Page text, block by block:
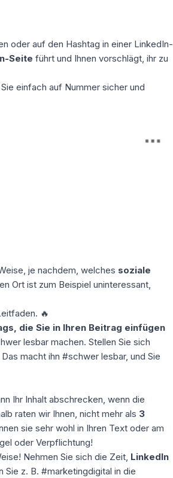
oder auf den Hashtag in einer LinkedIn-
Seite führt und Ihnen vorschlägt, ihr zu
einfach auf Nummer sicher und
je nachdem, welches soziale
Ort ist zum Beispiel uninteressant,
🔥
die Sie in Ihren Beitrag einfügen
lesbar machen. Stellen Sie sich
macht ihn #schwer lesbar, und Sie
Ihr Inhalt abschrecken, wenn die
raten wir Ihnen, nicht mehr als 3
sie sehr wohl in Ihren Text oder am
oder Verpflichtung!
Nehmen Sie sich die Zeit, LinkedIn
Sie z. B. #marketingdigital in die